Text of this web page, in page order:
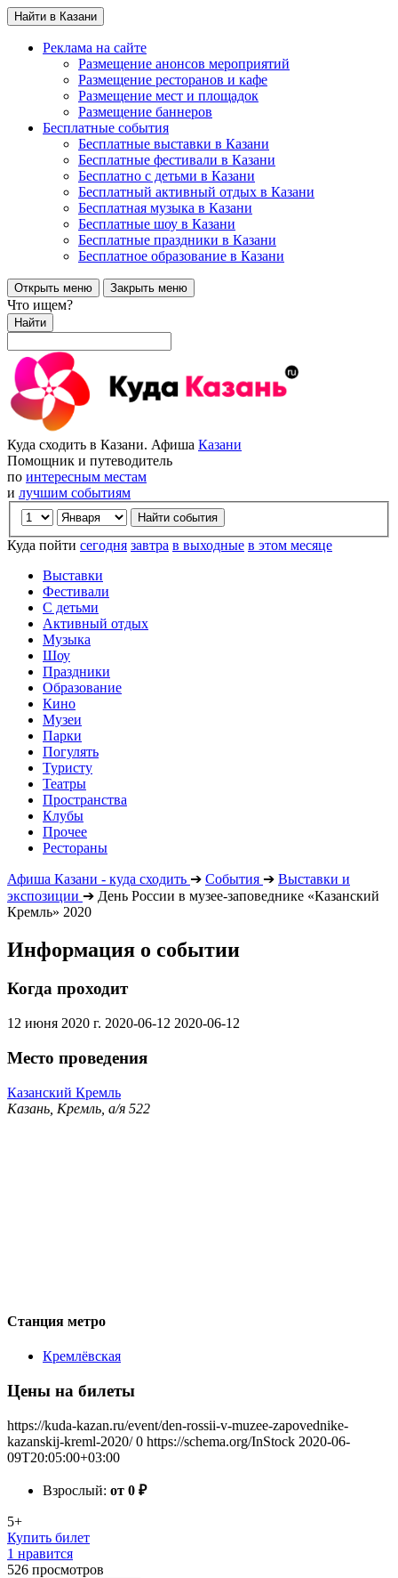
Найти в Казани
Реклама на сайте
Размещение анонсов мероприятий
Размещение ресторанов и кафе
Размещение мест и площадок
Размещение баннеров
Бесплатные события
Бесплатные выставки в Казани
Бесплатные фестивали в Казани
Бесплатно с детьми в Казани
Бесплатный активный отдых в Казани
Бесплатная музыка в Казани
Бесплатные шоу в Казани
Бесплатные праздники в Казани
Бесплатное образование в Казани
Открыть меню Закрыть меню
Что ищем?
Найти
Куда сходить в Казани. Афиша Казани
Помощник и путеводитель
по интересным местам
и лучшим событиям
Куда пойти сегодня завтра в выходные в этом месяце
Выставки
Фестивали
С детьми
Активный отдых
Музыка
Шоу
Праздники
Образование
Кино
Музеи
Парки
Погулять
Туристу
Театры
Пространства
Клубы
Прочее
Рестораны
Афиша Казани - куда сходить ➔ События ➔ Выставки и
экспозиции ➔ День России в музее-заповеднике «Казанский
Кремль» 2020
Информация о событии
Когда проходит
12 июня 2020 г. 2020-06-12 2020-06-12
Место проведения
Казанский Кремль
Казань, Кремль, а/я 522
Станция метро
Кремлёвская
Цены на билеты
https://kuda-kazan.ru/event/den-rossii-v-muzee-zapovednike-
kazanskij-kreml-2020/ 0 https://schema.org/InStock 2020-06-
09T20:05:00+03:00
Взрослый: от 0 ₽
5+
Купить билет
1 нравится
526 просмотров